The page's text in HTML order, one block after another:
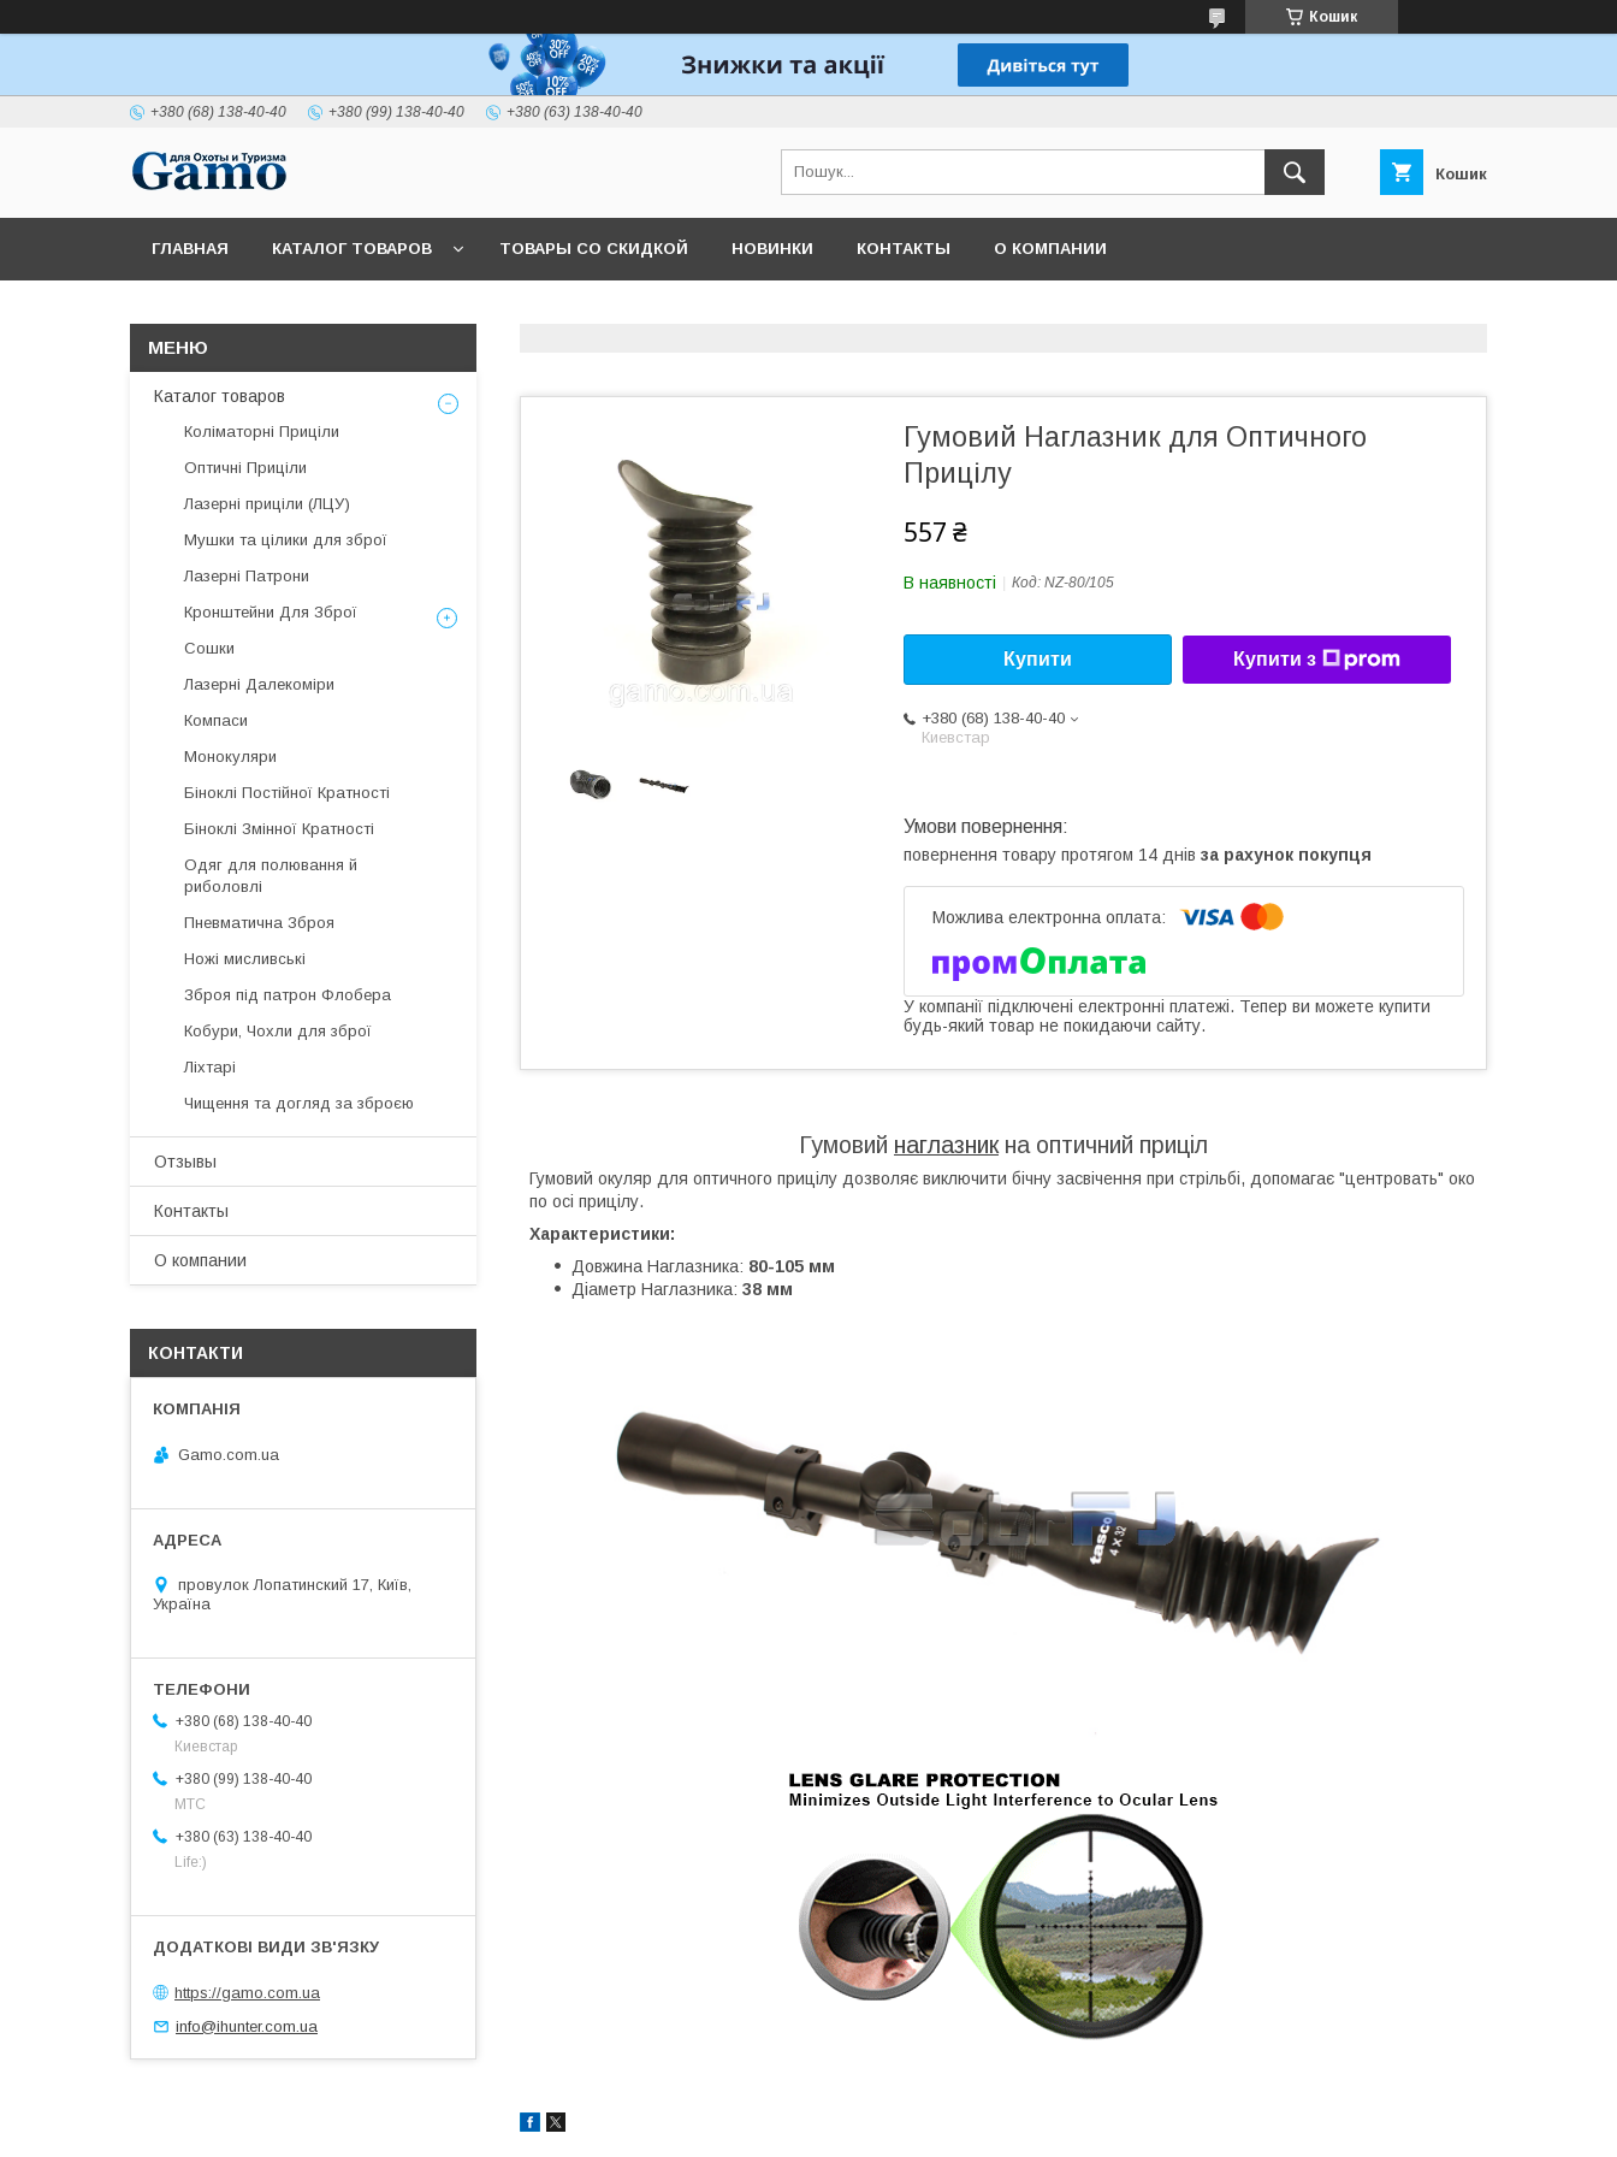
Кошик
+380 (68) 138-40-40 +380 (99) 138-40-40 +380 (63) 138-40-40
Кошик
ГЛАВНАЯ КАТАЛОГ ТОВАРОВ ТОВАРЫ СО СКИДКОЙ НОВИНКИ КОНТАКТЫ О КОМПАНИИ
Гумовий Наглазник для Оптичного
Прицілу
557 ₴
В наявності Код: NZ-80/105
Купити Купити з
+380 (68) 138-40-40
Киевстар
повернення товару протягом 14 днів за рахунок покупця
У компанії підключені електронні платежі. Тепер ви можете купити
будь-який товар не покидаючи сайту.
Гумовий наглазник на оптичний приціл
Гумовий окуляр для оптичного прицілу дозволяє виключити бічну засвічення при стрільбі, допомагає "центровать" око
по осі прицілу.
Характеристики:
Довжина Наглазника: 80-105 мм
Діаметр Наглазника: 38 мм
Каталог товаров
Коліматорні Приціли
Оптичні Приціли
Лазерні приціли (ЛЦУ)
Мушки та цілики для зброї
Лазерні Патрони
Кронштейни Для Зброї
Сошки
Лазерні Далекоміри
Компаси
Монокуляри
Біноклі Постійної Кратності
Біноклі Змінної Кратності
Одяг для полювання й
риболовлі
Пневматична Зброя
Ножі мисливські
Зброя під патрон Флобера
Кобури, Чохли для зброї
Ліхтарі
Чищення та догляд за зброєю
Отзывы
Контакты
О компании
КОНТАКТИ
Gamo.com.ua
провулок Лопатинский 17, Київ,
Україна
+380 (68) 138-40-40
Киевстар
+380 (99) 138-40-40
МТС
+380 (63) 138-40-40
Life:)
https://gamo.com.ua
info@ihunter.com.ua